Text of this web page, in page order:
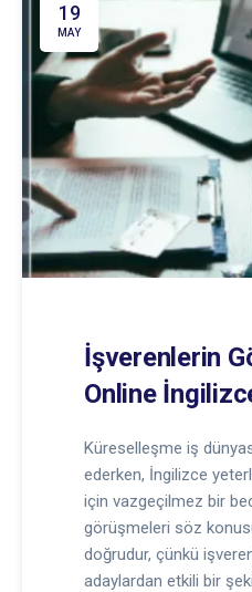
19
MAY
İşverenlerin
Online
Küreselleşme iş
ederken, İngilizce
için vazgeçilmez bir
görüşmeleri söz
doğrudur, çünkü
adaylardan etkili bir